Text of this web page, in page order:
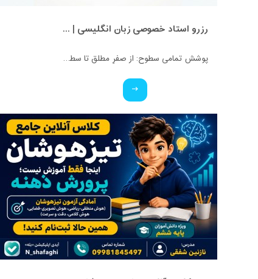
رزرو استاد خصوصی زبان انگلیسی | کلاس یک‌نفره با زهرا اسفندیاری + مشاوره رایگان
پوشش تمامی سطوح: از صفرِ مطلق تا سطوح پیشرفته و آمادگی آزمون‌ها. ✅ ویژه تمامی پایه‌ها: کلاس‌های اختصاصی برای کودکان، نوجوانان و بزرگسالان. ✅ بستر آموزشی حرفه‌ای: برگزاری کلاس‌ها در محیط تعاملی اسکای‌روم (Skyroom) و بیگ‌بلو‌باتن (BBB) (بدون نیاز به نصب برنامه و با محیطی کاملاً فارسی و ساده). ✅ تضمین کیفیت: مدرس دوره، کارشناس آموزش زبان انگلیسی و متخصص متدهای نوین تدریس. ✅ قیمت استثنایی: هدف ما عدالت آموزشیه، پس با کمترین هزینه، بهترین کیفیت رو تجربه کنید!